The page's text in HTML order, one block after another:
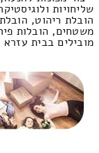
שליחויות
הובלת ריהוט,
משטחים, הובלות
מובילים בבית עזרא